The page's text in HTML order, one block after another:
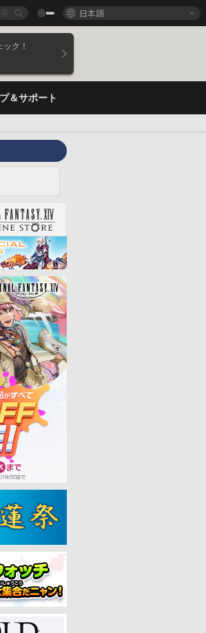
日本語
ク！
＆サポート